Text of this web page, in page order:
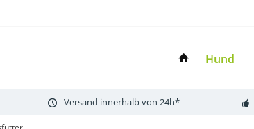
Hund
Versand innerhalb von 24h*